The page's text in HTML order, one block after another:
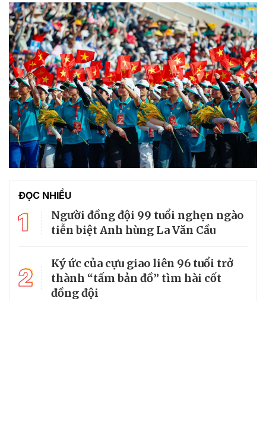
ĐỌC NHIỀU
1
Người đồng đội 99 tuổi nghẹn ngào
tiễn biệt Anh hùng La Văn Cầu
2
Ký ức của cựu giao liên 96 tuổi trở
thành “tấm bản đồ” tìm hài cốt
đồng đội